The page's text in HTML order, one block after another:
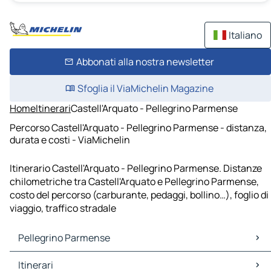
Italiano
Abbonati alla nostra newsletter
Sfoglia il ViaMichelin Magazine
HomeItinerariCastell'Arquato - Pellegrino Parmense
Percorso Castell'Arquato - Pellegrino Parmense - distanza,
durata e costi - ViaMichelin
Itinerario Castell'Arquato - Pellegrino Parmense. Distanze
chilometriche tra Castell'Arquato e Pellegrino Parmense,
costo del percorso (carburante, pedaggi, bollino…), foglio di
viaggio, traffico stradale
Pellegrino Parmense
Pellegrino Parmense Mappe Piantine
Itinerari